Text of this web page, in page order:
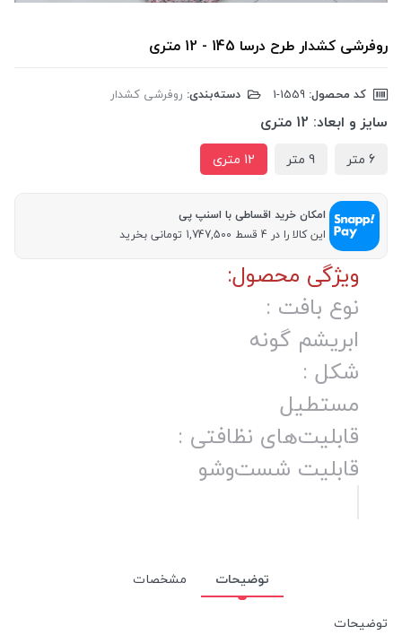
روفرشی کشدار طرح درسا 145 - 12 متری
کد محصول: دسته‌بندی: روفرشی کشدار
سایز و ابعاد: 12 متری
6 متر 9 متر 12 متری
امکان خرید اقساطی با اسنپ پی
این کالا را در 4 قسط 1,747,500 تومانی بخرید
ویژگی محصول:
نوع بافت :
ابریشم گونه
شکل :
مستطیل
قابلیت‌های نظافتی :
قابلیت شست‌وشو
توضیحات
مشخصات
توضیحات